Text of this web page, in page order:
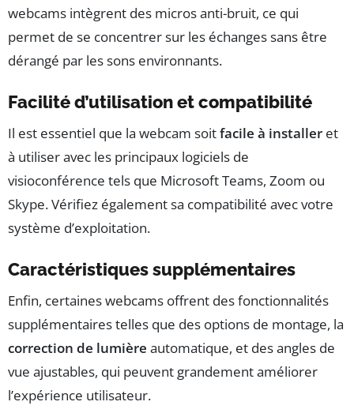
webcams intègrent des micros anti-bruit, ce qui
permet de se concentrer sur les échanges sans être
dérangé par les sons environnants.
Facilité d’utilisation et compatibilité
Il est essentiel que la webcam soitfacile à installer et
à utiliser avec les principaux logiciels de
visioconférence tels que Microsoft Teams, Zoom ou
Skype. Vérifiez également sa compatibilité avec votre
système d’exploitation.
Caractéristiques supplémentaires
Enfin, certaines webcams offrent des fonctionnalités
supplémentaires telles que des options de montage, la
correction de lumière automatique, et des angles de
vue ajustables, qui peuvent grandement améliorer
l’expérience utilisateur.